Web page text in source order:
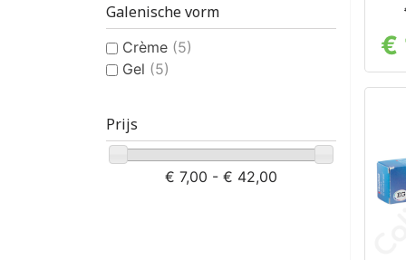
Galenische vorm
Crème (5)
Gel (5)
Prijs
€ 7,00 - € 42,00
€